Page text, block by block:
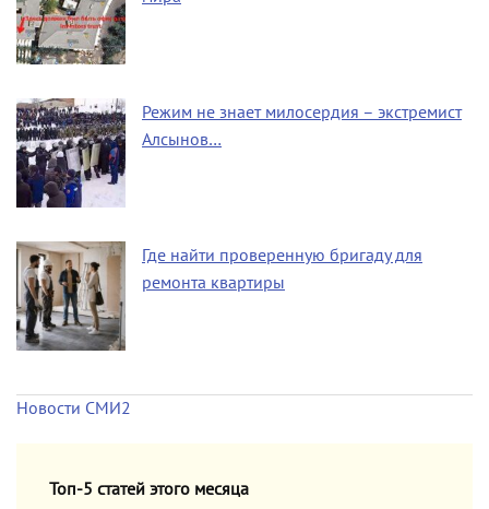
Режим не знает милосердия – экстремист
Алсынов…
Где найти проверенную бригаду для
ремонта квартиры
Новости СМИ2
Топ-5 статей этого месяца